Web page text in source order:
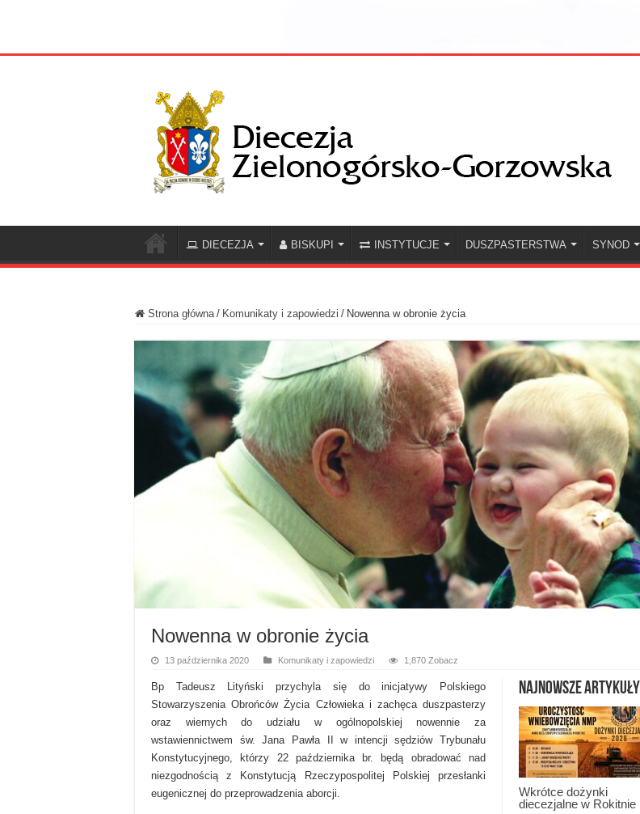
DIECEZJA BISKUPI INSTYTUCJE DUSZPASTERSTWA SYNOD
Strona główna / Komunikaty i zapowiedzi / Nowenna w obronie życia
Nowenna w obronie życia
13 października 2020 Komunikaty i zapowiedzi 1,870 Zobacz
Najnowsze artykuły
Wkrótce dożynki
diecezjalne w Rokitnie
Bp Tadeusz Lityński przychyla się do inicjatywy Polskiego
Stowarzyszenia Obrońców Życia Człowieka i zachęca duszpasterzy
oraz wiernych do udziału w ogólnopolskiej nowennie za
wstawiennictwem św. Jana Pawła II w intencji sędziów Trybunału
Konstytucyjnego, którzy 22 października br. będą obradować nad
niezgodnością z Konstytucją Rzeczypospolitej Polskiej przesłanki
eugenicznej do przeprowadzenia aborcji.